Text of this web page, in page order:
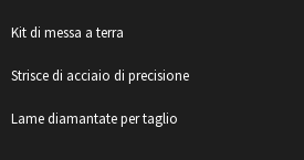
Kit di messa a terra
Strisce di acciaio di precisione
Lame diamantate per taglio